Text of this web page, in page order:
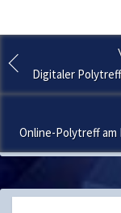
Digitaler
Online-Polytreff am